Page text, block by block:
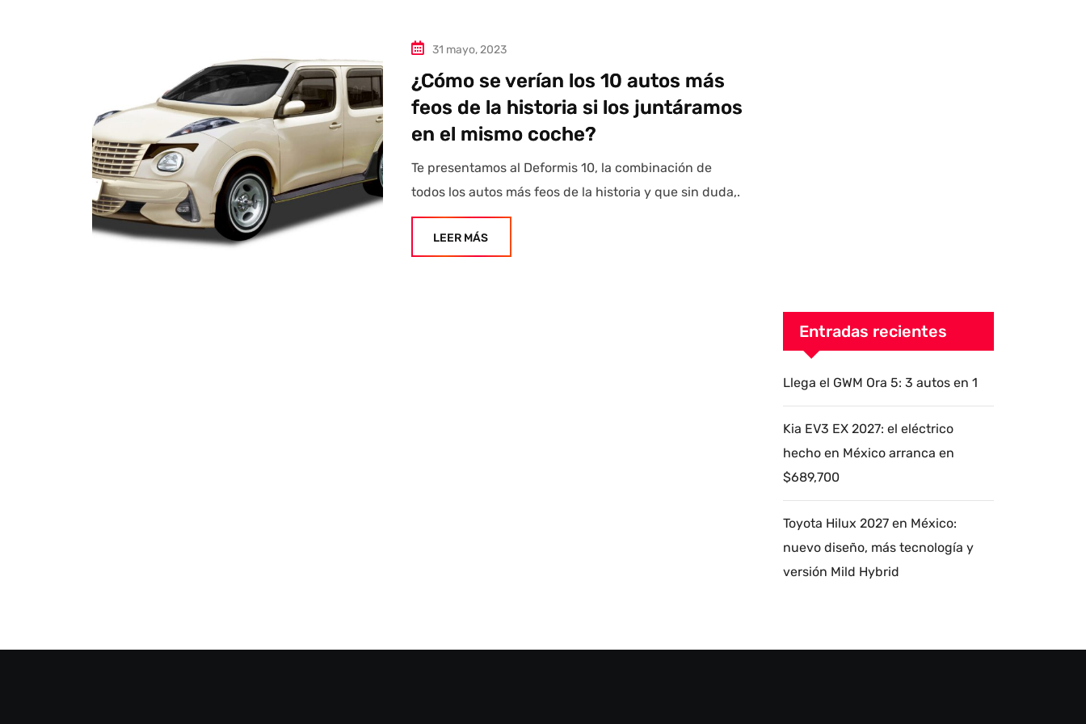
31 mayo, 2023
¿Cómo se verían los 10 autos más
feos de la historia si los juntáramos
en el mismo coche?
Te presentamos al Deformis 10, la combinación de
todos los autos más feos de la historia y que sin duda,.
LEER MÁS
Entradas recientes
Llega el GWM Ora 5: 3 autos en 1
Kia EV3 EX 2027: el eléctrico
hecho en México arranca en
$689,700
Toyota Hilux 2027 en México:
nuevo diseño, más tecnología y
versión Mild Hybrid